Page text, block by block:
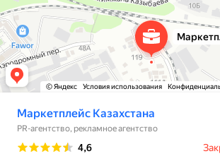
Новгородская
Новосибирская
Омская область
Оренбургская область